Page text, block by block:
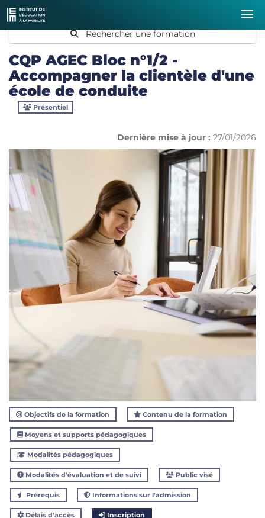
Rechercher une formation
CQP AGEC Bloc n°1/2 -
Accompagner la clientèle d'une
école de conduite
Présentiel
Dernière mise à jour : 27/01/2026
Objectifs de la formation Contenu de la formation
Moyens et supports pédagogiques
Modalités pédagogiques
Modalités d'évaluation et de suivi Public visé
Prérequis Informations sur l'admission
Délais d'accès Inscription